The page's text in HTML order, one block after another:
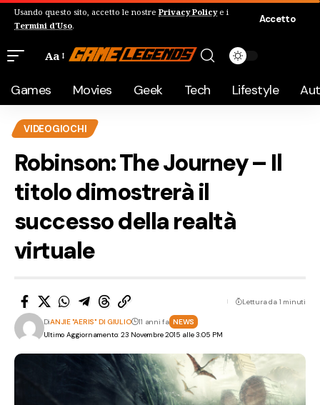
Usando questo sito, accetto le nostre Privacy Policye i
Termini d'Uso.
Accetto
Aa
Games Movies Geek Tech Lifestyle
VIDEOGIOCHI
Robinson: The Journey – Il
titolo dimostrerà il
successo della realtà
virtuale
Ultimo Aggiornamento: 23 Novembre 2015 alle 3:05 PM
DiANJIE "AERIS" DI GIULIO 11 anni fa NEWS
Lettura da 1 minuti